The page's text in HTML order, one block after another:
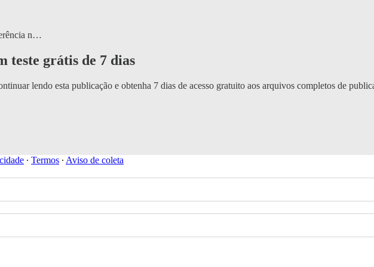
n…
teste grátis de 7 dias
lendo esta publicação e obtenha 7 dias de acesso gratuito aos arquivos completos de
∙ Termos ∙ Aviso de coleta